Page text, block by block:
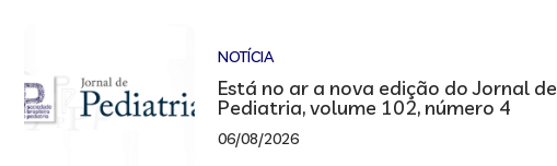
NOTÍCIA
Está no ar a nova edição do Jornal de
Pediatria, volume 102, número 4
06/08/2026